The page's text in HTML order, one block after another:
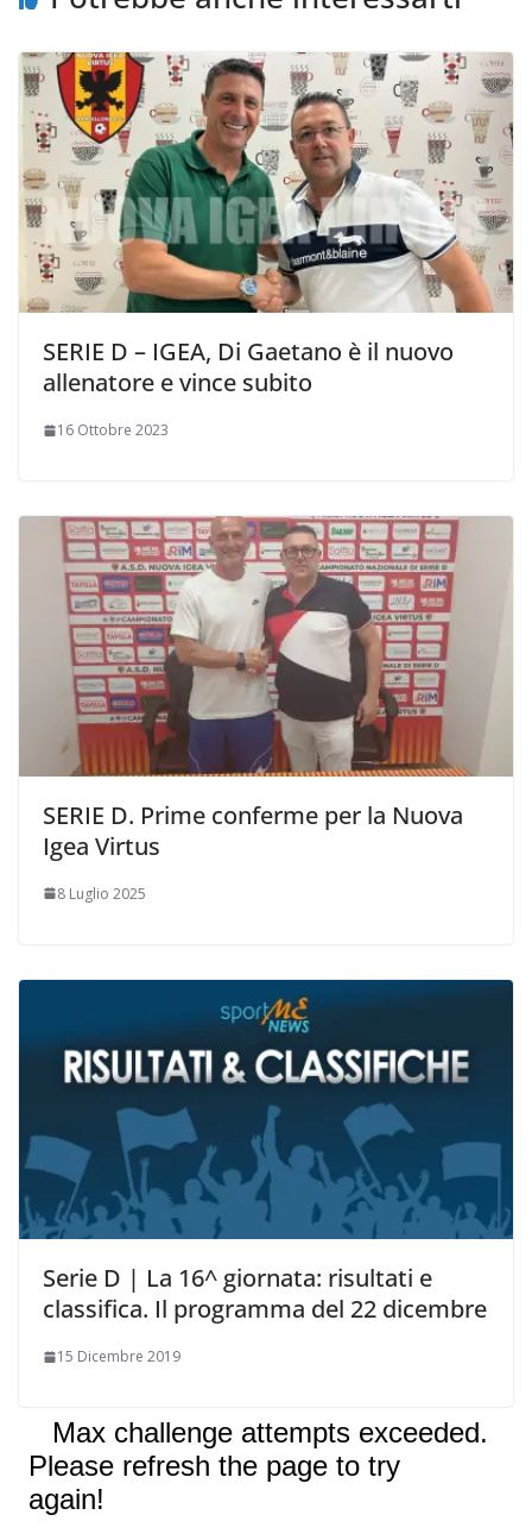
SERIE D – IGEA, Di Gaetano è il nuovo
allenatore e vince subito
16 Ottobre 2023
SERIE D. Prime conferme per la Nuova
Igea Virtus
8 Luglio 2025
Serie D | La 16^ giornata: risultati e
classifica. Il programma del 22 dicembre
15 Dicembre 2019